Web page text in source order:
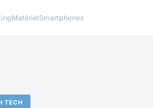
MatérielSmartphones
TECH